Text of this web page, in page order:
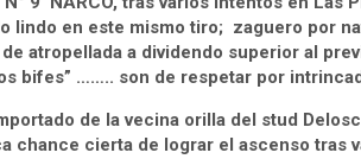
lindo en este mismo tiro; zaguero por
de atropellada a dividendo superior al
bifes” …….. son de respetar por
de la vecina orilla del stud
chance cierta de lograr el ascenso tras